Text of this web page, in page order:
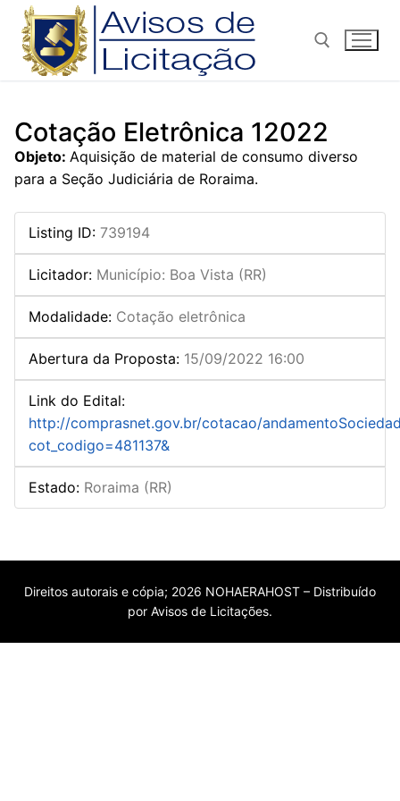
Pular
para
conteúdo
Cotação Eletrônica 12022
Objeto: Aquisição de material de consumo diverso
para a Seção Judiciária de Roraima.
Listing ID: 739194
Licitador: Município: Boa Vista (RR)
Modalidade: Cotação eletrônica
Abertura da Proposta: 15/09/2022 16:00
Link do Edital:
http://comprasnet.gov.br/cotacao/
cot_codigo=481137&
Estado: Roraima (RR)
Direitos autorais e cópia; 2026 NOHAERAHOST – Distribuído
por Avisos de Licitações.